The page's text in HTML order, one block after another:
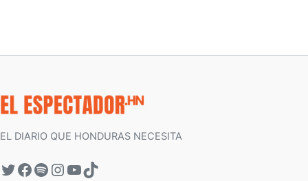
EL DIARIO QUE HONDURAS NECESITA